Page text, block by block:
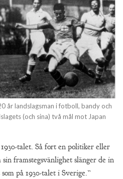
år landslagsman i fotboll, bandy och
(och sina) två mål mot Japan
talet. Så fort en politiker eller
framstegsvänlighet slänger de in
på 1930-talet i Sverige.”